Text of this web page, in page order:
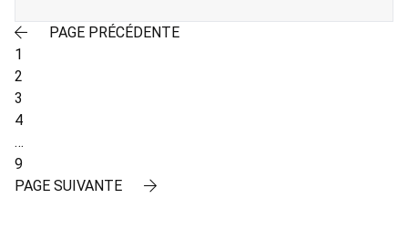
PAGE PRÉCÉDENTE
1
2
3
4
…
9
PAGE SUIVANTE